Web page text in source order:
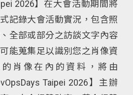
2026】在大會活動期間將
記錄大會活動實況，包含照
全部或部分之訪談文字內容
能蒐集足以識別您之肖像資
肖像在內的資料，將由
Taipei 2026】主辦